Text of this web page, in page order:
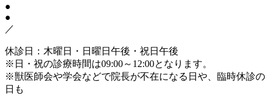
●
●
／
休診日：木曜日・日曜日午後・祝日午後
※日・祝の診療時間は09:00～12:00となります。
※獣医師会や学会などで院長が不在になる日や、臨時休診の
日も